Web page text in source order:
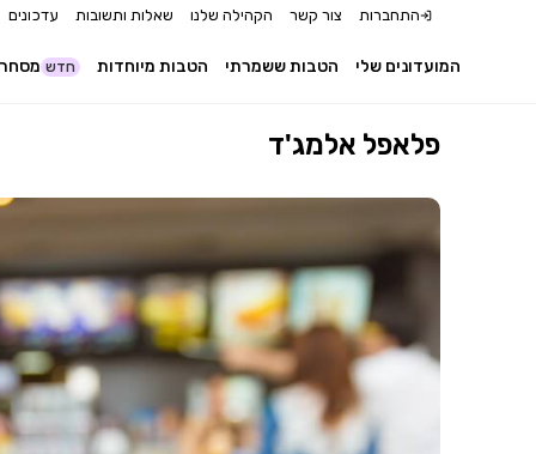
התחברות צור קשר הקהילה שלנו שאלות ותשובות עדכונים
חדש הטבות מיוחדות הטבות ששמרתי המועדונים שלי
פלאפל אלמג'ד